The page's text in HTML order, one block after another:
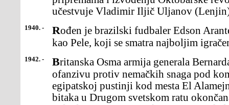
učestvuje Vladimir Iljič Uljanov
1940. - Rođen je brazilski fudbaler Edson Arantes do Nasimento, poznat
kao Pele, koji se smatra najboljim
1942. - Britanska Osma armija generala Bernarda Montgomerija počela je
ofanzivu protiv nemačkih snaga pod
egipatskoj pustinji kod mesta El
bitaka u Drugom svetskom ratu